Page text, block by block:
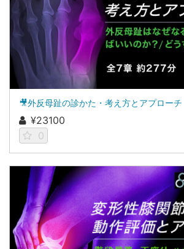
🎥外反母趾の診かた・考え方とアプローチ
¥23100
0